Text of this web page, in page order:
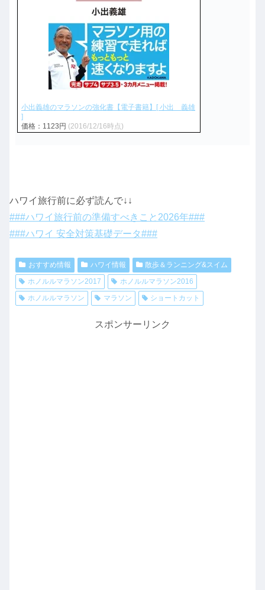
小出義雄のマラソンの強化書【電子書籍】[ 小出 義雄
]
価格：1123円 (2016/12/16時点)
ハワイ旅行前に必ず読んで↓↓
###ハワイ旅行前の準備すべきこと2026年###
###ハワイ 安全対策基礎データ###
おすすめ情報 ハワイ情報
散歩＆ランニング&スイム
ホノルルマラソン2017
ホノルルマラソン2016
ホノルルマラソン
マラソン ショートカット
スポンサーリンク